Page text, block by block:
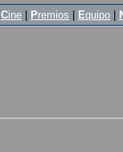
Cine Premios Equipo